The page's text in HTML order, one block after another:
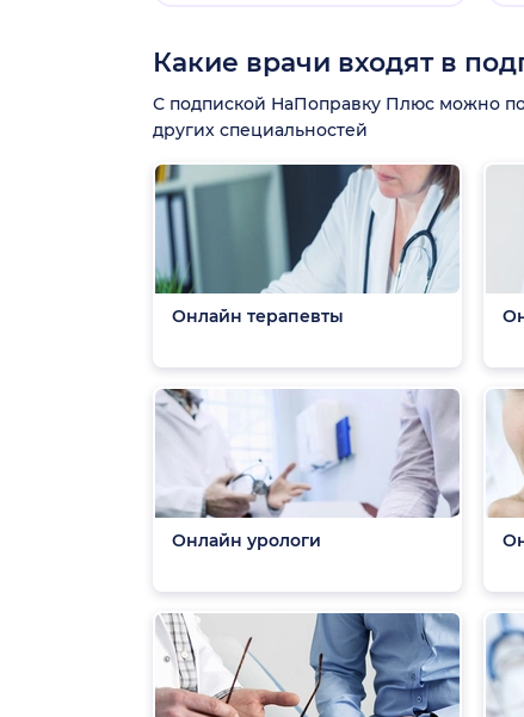
Какие врачи входят в
С подпиской НаПоправку Плюс можно
других специальностей
Онлайн терапевты
Онлайн урологи